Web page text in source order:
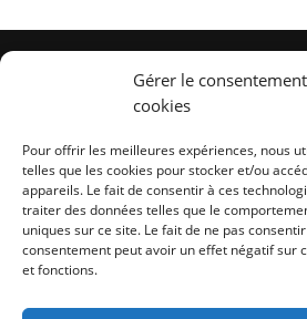
Gérer le
cookies
Pour offrir les meilleures expériences, nous
telles que les cookies pour stocker et/ou
appareils. Le fait de consentir à ces
traiter des données telles que le
uniques sur ce site. Le fait de ne pas
consentement peut avoir un effet négatif sur
et fonctions.
UTILES
Conditions générales de
vente
Informations de livraison
Nous recrutons
EN